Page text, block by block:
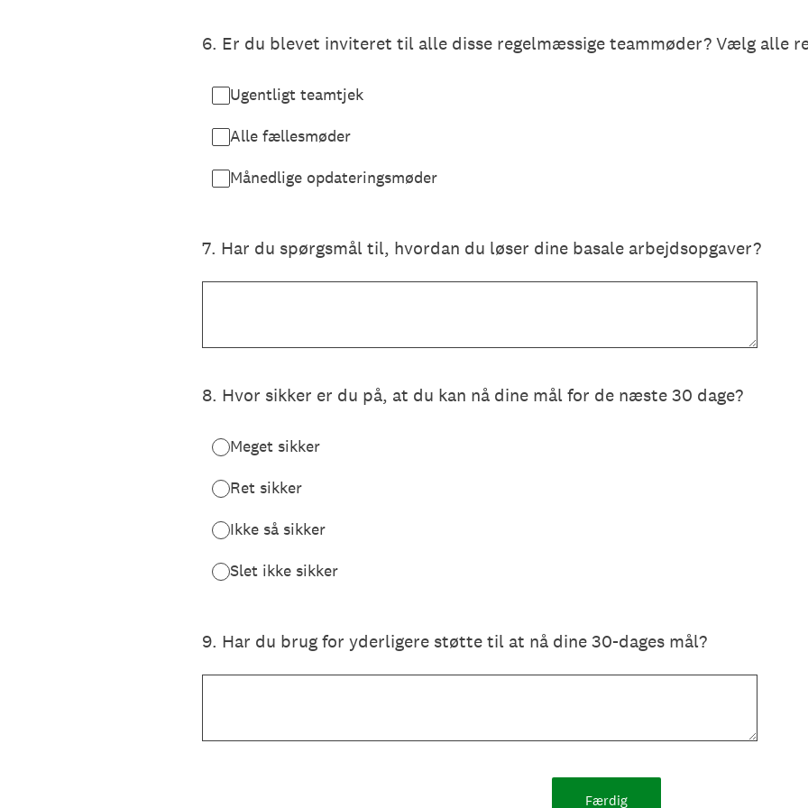
6. Er du blevet inviteret til alle disse regelmæssige teammøder? Vælg alle
Ugentligt teamtjek
Alle fællesmøder
Månedlige opdateringsmøder
7. Har du spørgsmål til, hvordan du løser dine basale arbejdsopgaver?
8. Hvor sikker er du på, at du kan nå dine mål for de næste 30 dage?
Meget sikker
Ret sikker
Ikke så sikker
Slet ikke sikker
9. Har du brug for yderligere støtte til at nå dine 30-dages mål?
Færdig